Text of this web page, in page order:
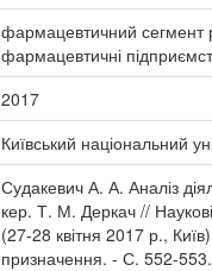
фармацевтичний сегмент
фармацевтичні
2017
Київський національний
Судакевич А. А. Аналіз
кер. Т. М. Деркач //
(27-28 квітня 2017 р.,
призначення. - С. 552-553.